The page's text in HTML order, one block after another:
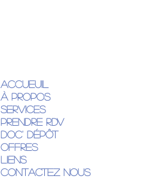
Accueuil
À propos
Services
Prendre RDV
DOC' Dépôt
Offres
Liens
Contactez Nous